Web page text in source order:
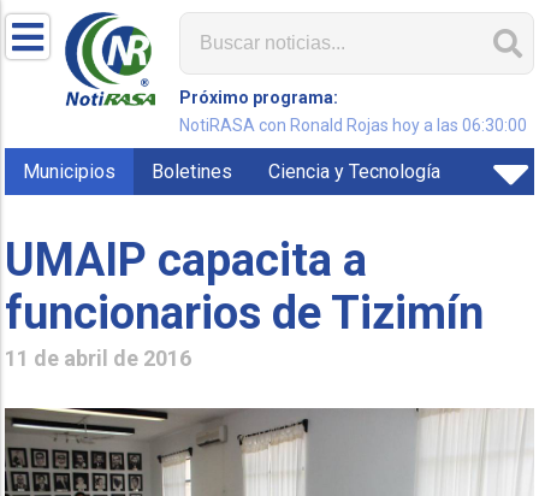
Próximo programa:
NotiRASA con Ronald Rojas hoy a las 06:30:00
Municipios Boletines Ciencia y Tecnología
UMAIP capacita a
funcionarios de Tizimín
11 de abril de 2016